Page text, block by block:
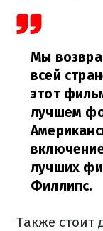
Мы
всей
этот
лучшем
лучших
Филлипс.
Также стоит